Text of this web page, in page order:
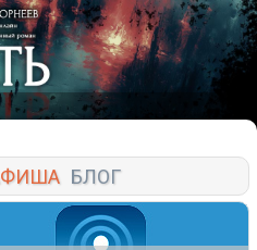
БЛОГ